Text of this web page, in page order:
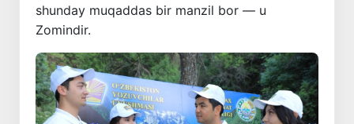
shunday muqaddas bir manzil bor — u
Zomindir.